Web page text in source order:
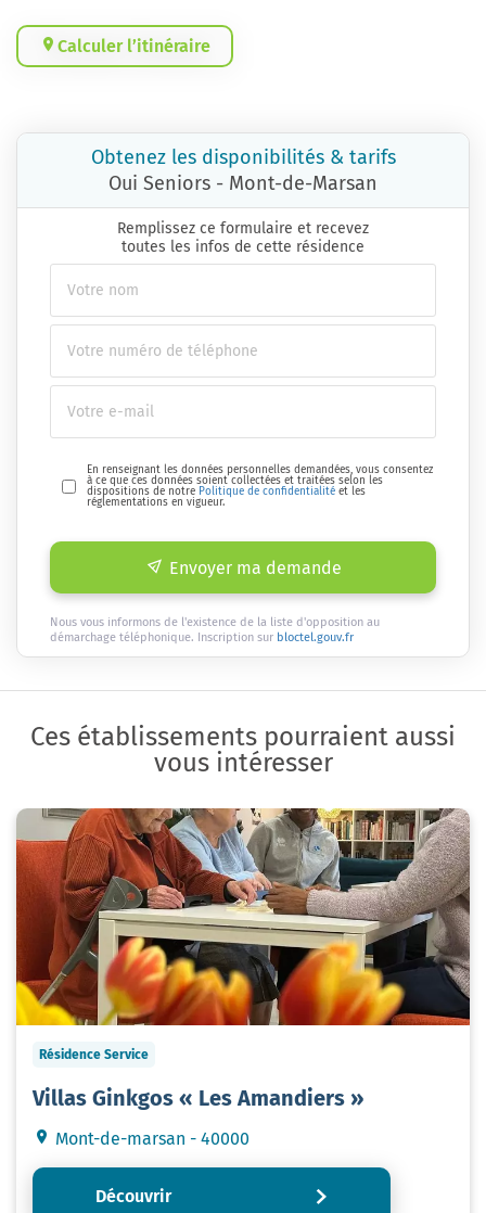
Calculer l’itinéraire
Obtenez les disponibilités & tarifs
Oui Seniors - Mont-de-Marsan
Remplissez ce formulaire et recevez
toutes les infos de cette résidence
En renseignant les données personnelles demandées, vous consentez
à ce que ces données soient collectées et traitées selon les
dispositions de notre Politique de confidentialité et les
réglementations en vigueur.
Envoyer ma demande
Nous vous informons de l'existence de la liste d'opposition au
démarchage téléphonique. Inscription sur bloctel.gouv.fr
Ces établissements pourraient aussi
vous intéresser
Résidence Service
Villas Ginkgos « Les Amandiers »
Mont-de-marsan - 40000
Découvrir